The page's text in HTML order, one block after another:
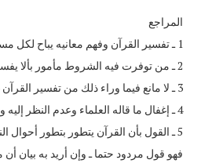
المراجع
1 ـ تفسير القرآن وفهم معانيه يباح لكل مسلم توفرت فيه الشروط اللازمة لذلك.
2 ـ من توفرت فيه الشروط مأمور بألا يفسر القرآن بالهوى.
3 ـ لا مانع فيما وراء ذلك من تفسير القرآن غير معتمد على السماع والنقل فيما لم يرد فيه نقل أو سماع تفسيرا يظهر مقدار فضل القرآن وشرفه.
4 ـ إغفال ما قاله العلماء وعدم النظر إليه والاستقلال بفهم القرآن لمجرد فهم اللغة العربية يوقع صاحبه في الغلط وهو غير جائز .
5 ـ القول بأن القرآن يتطور بتطور
فهو قول مردود حتما ـ وإن أريد به بيان